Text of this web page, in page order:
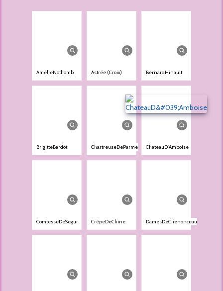
AmélieNothomb Astrée (Croix) BernardHinault
BrigitteBardot ChartreuseDeParme ChateauD'Amboise
ComtesseDeSegur CrêpeDeChine DamesDeChenonceau